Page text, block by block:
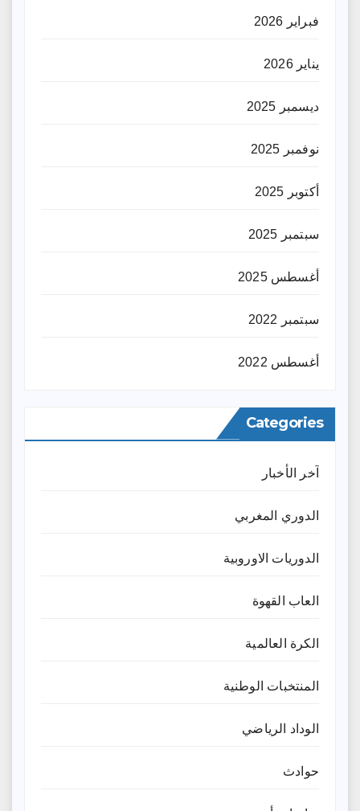
فبراير 2026
يناير 2026
ديسمبر 2025
نوفمبر 2025
أكتوبر 2025
سبتمبر 2025
أغسطس 2025
سبتمبر 2022
أغسطس 2022
Categories
آخر الأخبار
الدوري المغربي
الدوريات الاوروبية
العاب القهوة
الكرة العالمية
المنتخبات الوطنية
الوداد الرياضي
حوادث